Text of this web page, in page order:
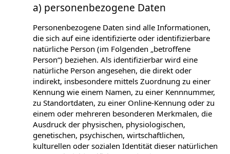
a) personenbezogene Daten
Personenbezogene Daten sind alle Informationen,
die sich auf eine identifizierte oder identifizierbare
natürliche Person (im Folgenden „betroffene
Person“) beziehen. Als identifizierbar wird eine
natürliche Person angesehen, die direkt oder
indirekt, insbesondere mittels Zuordnung zu einer
Kennung wie einem Namen, zu einer Kennnummer,
zu Standortdaten, zu einer Online-Kennung oder zu
einem oder mehreren besonderen Merkmalen, die
Ausdruck der physischen, physiologischen,
genetischen, psychischen, wirtschaftlichen,
kulturellen oder sozialen Identität dieser natürlichen